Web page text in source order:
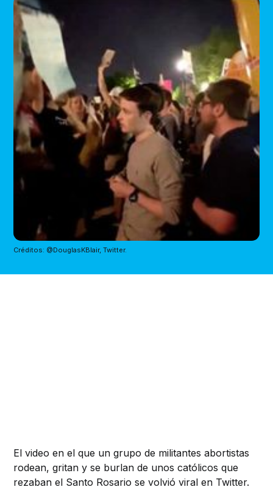
Créditos: @DouglasKBlair, Twitter.
El video en el que un grupo de militantes abortistas
rodean, gritan y se burlan de unos católicos que
rezaban el Santo Rosario se volvió viral en Twitter.